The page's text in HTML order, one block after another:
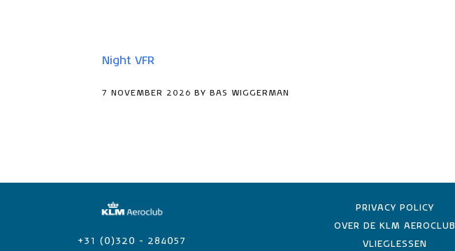
Night VFR
7 NOVEMBER 2026 BY BAS WIGGERMAN
+31 (0)320 - 284057
PRIVACY POLICY
OVER DE KLM AEROCLUB
VLIEGLESSEN